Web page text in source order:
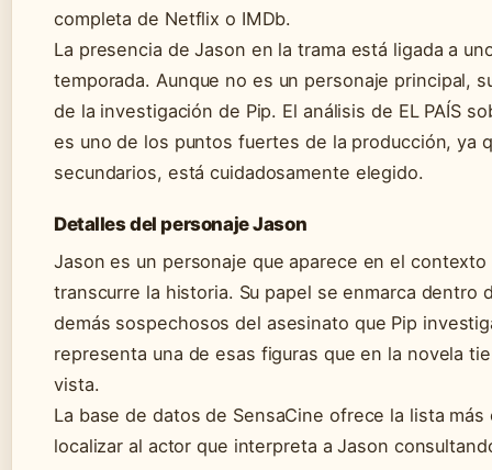
completa de Netflix o IMDb.
La presencia de Jason en la trama está ligada a
temporada. Aunque no es un personaje principal,
de la investigación de Pip. El análisis de EL PAÍS
es uno de los puntos fuertes de la producción, ya
secundarios, está cuidadosamente elegido.
Detalles del personaje Jason
Jason es un personaje que aparece en el
transcurre la historia. Su papel se enmarca dentro
demás sospechosos del asesinato que Pip
representa una de esas figuras que en la novela
vista.
La base de datos de SensaCine ofrece la lista
localizar al actor que interpreta a Jason